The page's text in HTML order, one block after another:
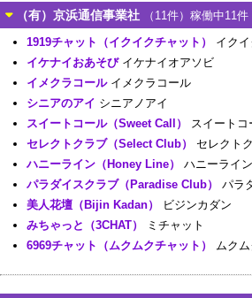
（有）京浜通信事業社 （11件）稼働中11
1919チャット（イクイクチャット）
イク
イケナイおあそびイケナイオアソビ
イメクラコールイメクラコール
シニアのアイ シニアノアイ
スイートコール（Sweet Call）
スイートコ
セレクトクラブ（Select Club）
セレクト
ハニーライン（Honey Line）
ハニーライン
パラダイスクラブ（Paradise Club）
パラ
美人花壇（Bijin Kadan）
ビジンカダン
みちゃっと（3CHAT）
ミチャット
6969チャット（ムクムクチャット）
ムクム